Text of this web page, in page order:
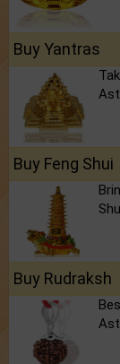
Buy Yantras
Buy Feng Shui
Buy Rudraksh